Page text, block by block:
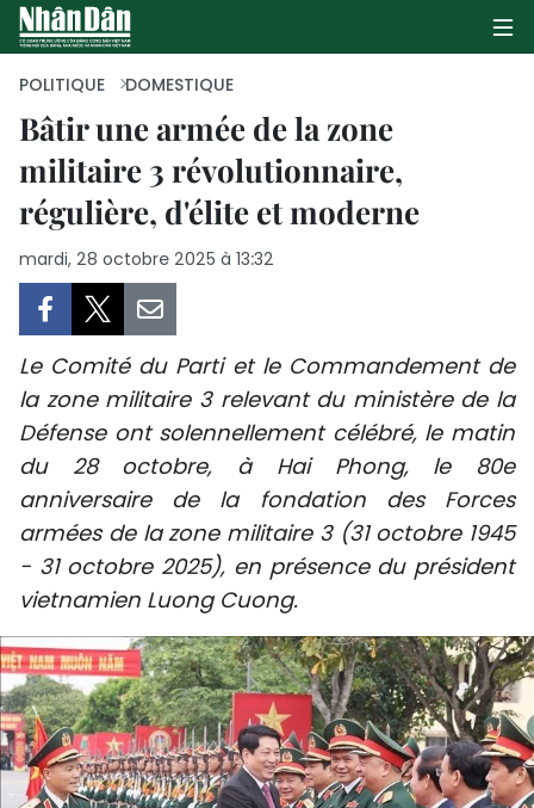
PAGE D'ACCUEIL
POLITIQUE
CULTURE
TOURISME
ENVIRONNEMENT
SPORT
FRANCOPHONIE
PAYS NATAL
INTERNATIONAL
MÉGASTORIE
POLITIQUE DOMESTIQUE
Bâtir une armée de la zone
militaire 3 révolutionnaire,
régulière, d'élite et moderne
mardi, 28 octobre 2025 à 13:32
Le Comité du Parti et le Commandement de
la zone militaire 3 relevant du ministère de la
Défense ont solennellement célébré, le matin
du 28 octobre, à Hai Phong, le 80e
anniversaire de la fondation des Forces
armées de la zone militaire 3 (31 octobre 1945
- 31 octobre 2025), en présence du président
vietnamien Luong Cuong.